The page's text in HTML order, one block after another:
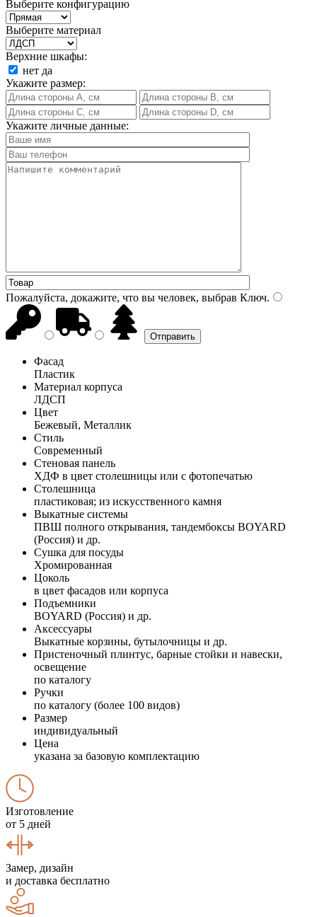
Выберите конфигурацию
Выберите материал
Верхние шкафы:
нет да
Укажите размер:
Укажите личные данные:
Пожалуйста, докажите, что вы человек, выбрав Ключ.
Фасад
Пластик
Материал корпуса
ЛДСП
Цвет
Бежевый, Металлик
Стиль
Современный
Стеновая панель
ХДФ в цвет столешницы или с фотопечатью
Столешница
пластиковая; из искусственного камня
Выкатные системы
ПВШ полного открывания, тандембоксы BOYARD
(Россия) и др.
Сушка для посуды
Хромированная
Цоколь
в цвет фасадов или корпуса
Подъемники
BOYARD (Россия) и др.
Аксессуары
Выкатные корзины, бутылочницы и др.
Пристеночный плинтус, барные стойки и навески,
освещение
по каталогу
Ручки
по каталогу (более 100 видов)
Размер
индивидуальный
Цена
указана за базовую комплектацию
Изготовление
от 5 дней
Замер, дизайн
и доставка бесплатно